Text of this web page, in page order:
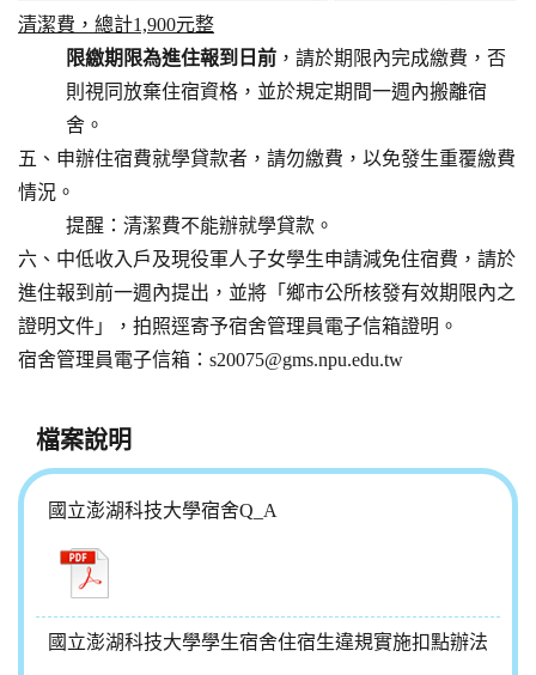
清潔費，總計1,900元整
限繳期限為進住報到日前 ，請於期限內完成繳費，否
則視同放棄住宿資格，並於規定期間一週內搬離宿
舍。
五、申辦住宿費就學貸款者，請勿繳費，以免發生重覆繳費
情況。
提醒：清潔費不能辦就學貸款。
六、中低收入戶及現役軍人子女學生申請減免住宿費，請於
進住報到前一週內提出，並將「鄉市公所核發有效期限內之
證明文件」，拍照逕寄予宿舍管理員電子信箱證明。
宿舍管理員電子信箱：s20075@gms.npu.edu.tw
檔案說明
國立澎湖科技大學宿舍Q_A
國立澎湖科技大學學生宿舍住宿生違規實施扣點辦法